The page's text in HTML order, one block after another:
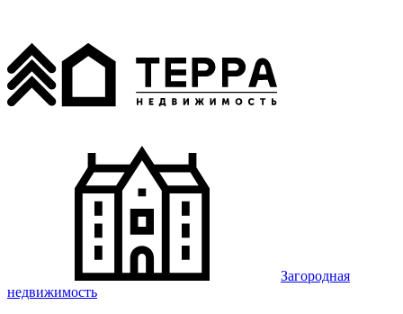
Загородная
недвижимость